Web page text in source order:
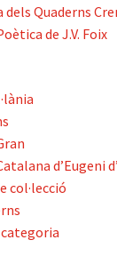
dels Quaderns
de J.V. Foix
d’Eugeni
col·lecció
categoria